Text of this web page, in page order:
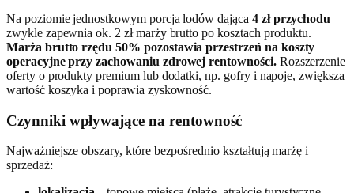
Na poziomie jednostkowym porcja lodów dająca 4 zł przychodu
zwykle zapewnia ok. 2 zł marży brutto po kosztach produktu.
Marża brutto rzędu 50% pozostawia przestrzeń na koszty
operacyjne przy zachowaniu zdrowej rentowności.Rozszerzenie
oferty o produkty premium lub dodatki, np. gofry i napoje, zwiększa
wartość koszyka i poprawia zyskowność.
Czynniki wpływające na rentowność
Najważniejsze obszary, które bezpośrednio kształtują marżę i
sprzedaż: